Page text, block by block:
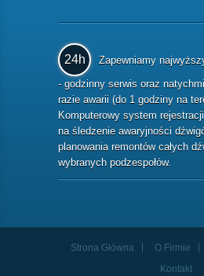
24h
Zapewniamy
- godzinny serwis oraz
razie awarii (do 1 godziny na
Komputerowy system
na śledzenie awaryjności
planowania remontów całych
wybranych podzespołów.
Strona Główna O Firmie
Kontakt